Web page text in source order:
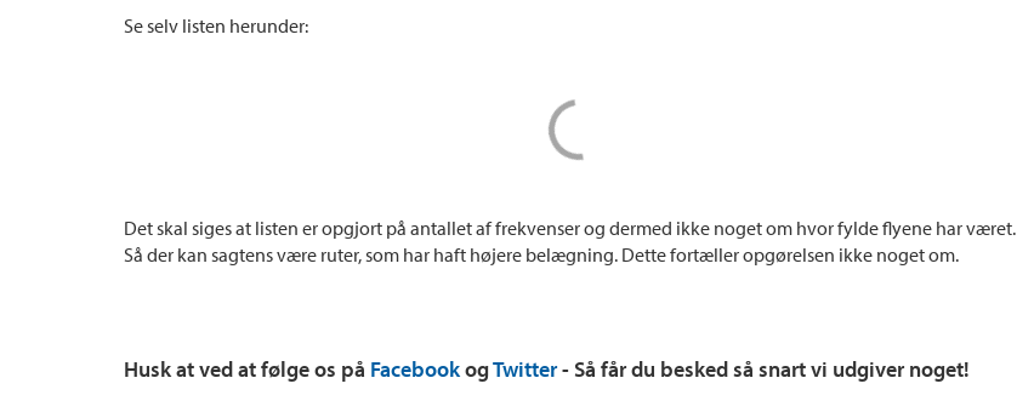
Se selv listen herunder:
Det skal siges at listen er opgjort på antallet af frekvenser og dermed ikke noget om hvor fylde flyene har været.
Så der kan sagtens være ruter, som har haft højere belægning. Dette fortæller opgørelsen ikke noget om.
Husk at ved at følge os på FacebookogTwitter- Så får du besked så snart vi udgiver noget!